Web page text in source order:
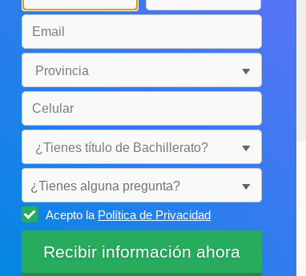
¿Tienes alguna pregunta?
Selecciónala
Acepto la Política de Privacidad